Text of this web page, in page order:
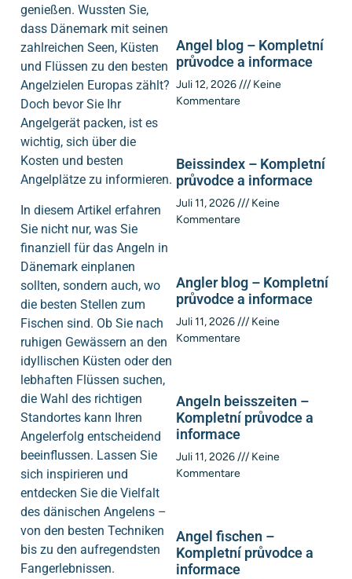
genießen. Wussten Sie,
dass Dänemark mit seinen
zahlreichen Seen, Küsten
und Flüssen zu den besten
Angelzielen Europas zählt?
Doch bevor Sie Ihr
Angelgerät packen, ist es
wichtig, sich über die
Kosten und besten
Angelplätze zu informieren.
In diesem Artikel erfahren
Sie nicht nur, was Sie
finanziell für das Angeln in
Dänemark einplanen
sollten, sondern auch, wo
die besten Stellen zum
Fischen sind. Ob Sie nach
ruhigen Gewässern an den
idyllischen Küsten oder den
lebhaften Flüssen suchen,
die Wahl des richtigen
Standortes kann Ihren
Angelerfolg entscheidend
beeinflussen. Lassen Sie
sich inspirieren und
entdecken Sie die Vielfalt
des dänischen Angelens –
von den besten Techniken
bis zu den aufregendsten
Fangerlebnissen.
Angel blog – Kompletní
průvodce a informace
Juli 12, 2026
Keine
Kommentare
Beissindex – Kompletní
průvodce a informace
Juli 11, 2026
Keine
Kommentare
Angler blog – Kompletní
průvodce a informace
Juli 11, 2026
Keine
Kommentare
Angeln beisszeiten –
Kompletní průvodce a
informace
Juli 11, 2026
Keine
Kommentare
Angel fischen –
Kompletní průvodce a
informace